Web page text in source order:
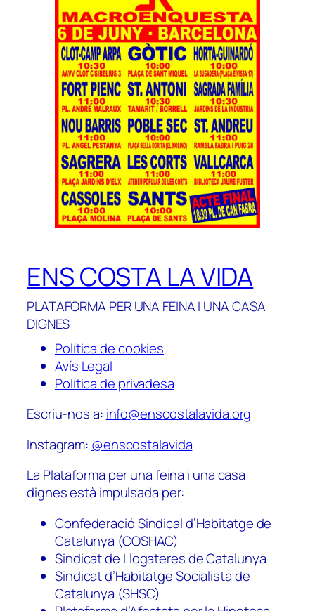
ENS COSTA LA VIDA
PLATAFORMA PER UNA FEINA I UNA CASA
DIGNES
Política de cookies
Avís Legal
Política de privadesa
Escriu-nos a: info@enscostalavida.org
Instagram: @enscostalavida
La Plataforma per una feina i una casa
dignes està impulsada per:
Confederació Sindical d’Habitatge de
Catalunya (COSHAC)
Sindicat de Llogateres de Catalunya
Sindicat d’Habitatge Socialista de
Catalunya (SHSC)